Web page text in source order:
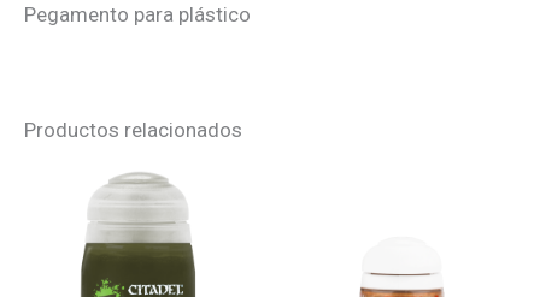
Pegamento para plástico
Productos relacionados